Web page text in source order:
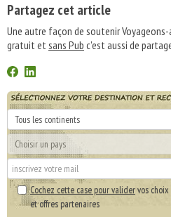
Partagez cet article
Une autre façon de soutenir
gratuit etsans Pub c'est aussi de
Cochez cette case pour validervos
et offres partenaires